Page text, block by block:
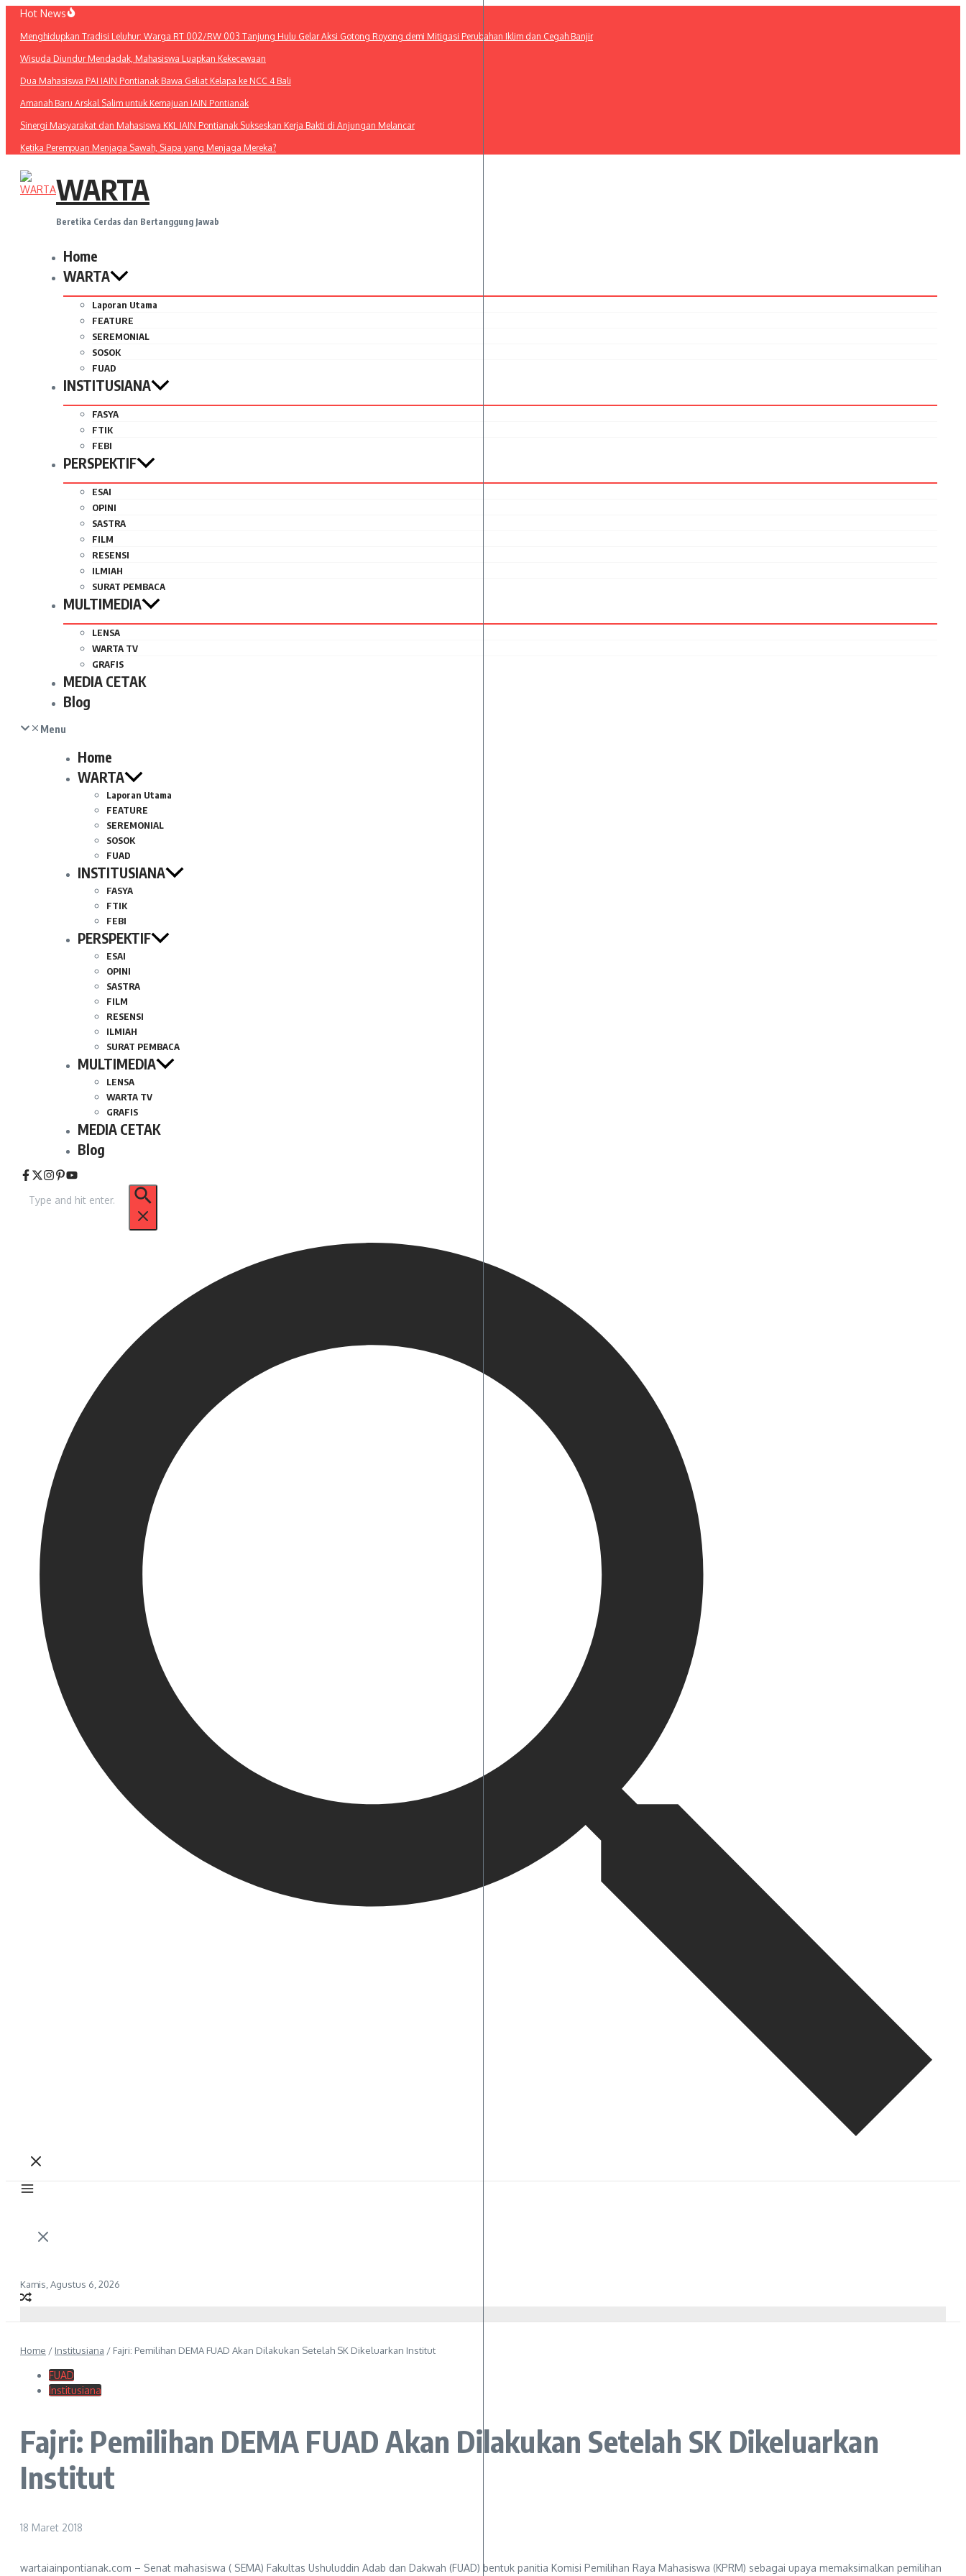
Lewati
konten
Hot News
Menghidupkan Tradisi Leluhur: Warga RT 002/RW 003 Tanjung Hulu Gelar Aksi Gotong Royong demi Mitigasi Perubahan Iklim dan Cegah Banjir
Wisuda Diundur Mendadak, Mahasiswa Luapkan Kekecewaan
Dua Mahasiswa PAI IAIN Pontianak Bawa Geliat Kelapa ke NCC 4 Bali
Amanah Baru Arskal Salim untuk Kemajuan IAIN Pontianak
Sinergi Masyarakat dan Mahasiswa KKL IAIN Pontianak Sukseskan Kerja Bakti di Anjungan Melancar
Ketika Perempuan Menjaga Sawah, Siapa yang Menjaga Mereka?
WARTA
Beretika Cerdas dan Bertanggung Jawab
Home
WARTA
Laporan Utama
FEATURE
SEREMONIAL
SOSOK
FUAD
INSTITUSIANA
FASYA
FTIK
FEBI
PERSPEKTIF
ESAI
OPINI
SASTRA
FILM
RESENSI
ILMIAH
SURAT PEMBACA
MULTIMEDIA
LENSA
WARTA TV
GRAFIS
MEDIA CETAK
Blog
Menu
Home
WARTA
Laporan Utama
FEATURE
SEREMONIAL
SOSOK
FUAD
INSTITUSIANA
FASYA
FTIK
FEBI
PERSPEKTIF
ESAI
OPINI
SASTRA
FILM
RESENSI
ILMIAH
SURAT PEMBACA
MULTIMEDIA
LENSA
WARTA TV
GRAFIS
MEDIA CETAK
Blog
untuk:
Kamis, Agustus 6, 2026
Home / Institusiana / Fajri: Pemilihan DEMA FUAD Akan Dilakukan Setelah SK Dikeluarkan Institut
FUAD
Institusiana
Fajri: Pemilihan DEMA FUAD Akan Dilakukan Setelah SK Dikeluarkan
Institut
18 Maret 2018
wartaiainpontianak.com – Senat mahasiswa ( SEMA) Fakultas Ushuluddin Adab dan Dakwah (FUAD) bentuk panitia Komisi Pemilihan Raya Mahasiswa (KPRM) sebagai upaya memaksimalkan pemilihan